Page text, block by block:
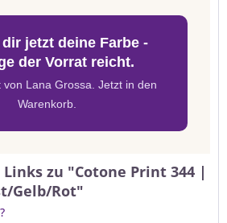
jetzt deine Farbe -
der Vorrat reicht.
von Lana Grossa. Jetzt in den
Warenkorb.
zu "Cotone Print 344 |
Gelb/Rot"